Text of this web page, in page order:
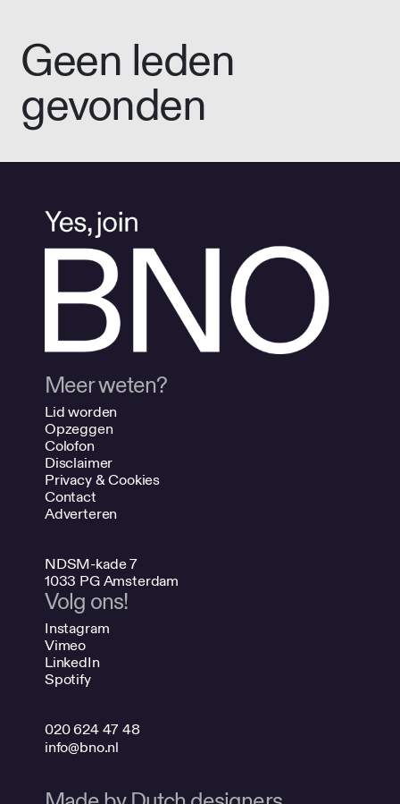
Geen leden
gevonden
Meer weten?
Lid worden
Opzeggen
Colofon
Disclaimer
Privacy & Cookies
Contact
Adverteren
NDSM-kade 7
1033 PG Amsterdam
Volg ons!
Instagram
Vimeo
LinkedIn
Spotify
020 624 47 48
info@bno.nl